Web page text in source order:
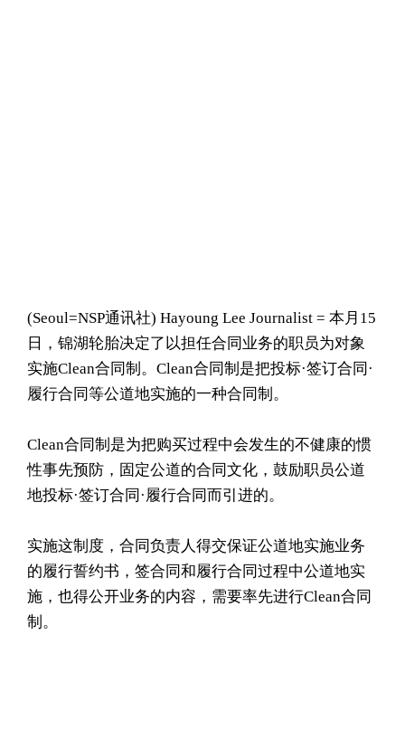
(Seoul= NSP通讯社) Hayoung Lee Journalist = 本月15
日，锦湖轮胎决定了以担任合同业务的职员为对象
实施Clean合同制。Clean合同制是把投标·签订合同·
履行合同等公道地实施的一种合同制。
Clean合同制是为把购买过程中会发生的不健康的惯
性事先预防，固定公道的合同文化，鼓励职员公道
地投标·签订合同·履行合同而引进的。
实施这制度，合同负责人得交保证公道地实施业务
的履行誓约书，签合同和履行合同过程中公道地实
施，也得公开业务的内容，需要率先进行Clean合同
制。